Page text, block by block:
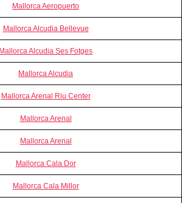
Mallorca Aeropuerto
Mallorca Alcudia Bellevue
Mallorca Alcudia Ses Fotges
Mallorca Alcudia
Mallorca Arenal Riu Center
Mallorca Arenal
Mallorca Arenal
Mallorca Cala Dor
Mallorca Cala Millor